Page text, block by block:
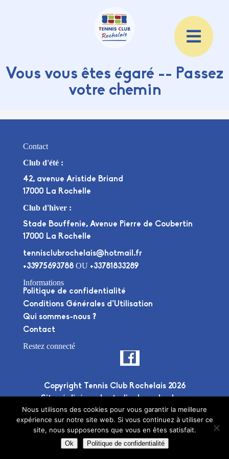
Vous vous êtes égaré -- Passez
votre chemin
Contact
Club d'été :
42, avenue Aristide Briand
17000 La Rochelle
Club d'hiver :
Stade Bouffenie, Avenue Pierre de Coubertin
17000 La Rochelle
tennisclubrochelais@hotmail.fr
+33975693788OU +33781833289
Informations
Politique de confidentialité
Conditions Générales d’Utilisation
Qui sommes-nous ?
Contact
Restez connecté
Copyright Tennis Club Rochelais 2026
Site réalisé par lestudio deuxplusdeux
Nous utilisons des cookies pour vous garantir la meilleure
expérience sur notre site web. Si vous continuez à utiliser ce
site, nous supposerons que vous en êtes satisfait.
Ok Politique de confidentialité